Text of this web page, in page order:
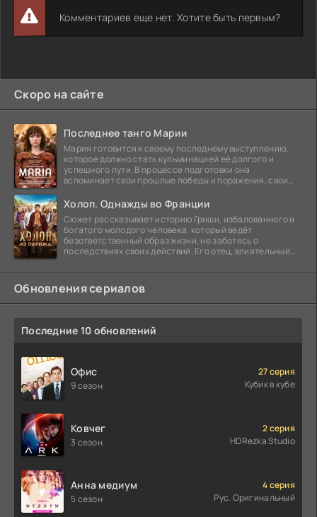
Комментариев еще нет. Хотите быть первым?
Скоро на сайте
Последнее танго Марии
Мария готовится к своему последнему выступлению,
которое должно стать кульминацией её долгого и
успешного пути. В процессе подготовки она
вспоминает свои прошлые победы и поражения, свои
Холоп. Однажды во Франции
Сюжет рассказывает историю Гриши, избалованного и
богатого молодого человека, который ведёт
безответственный образ жизни, не заботясь о
последствиях своих действий. Его отец, влиятельный
Обновления сериалов
Последние 10 обновлений
Офис
9 сезон
27 серия
Кубик в кубе
Ковчег
3 сезон
2 серия
HDRezka Studio
Анна медиум
5 сезон
4 серия
Рус. Оригинальный